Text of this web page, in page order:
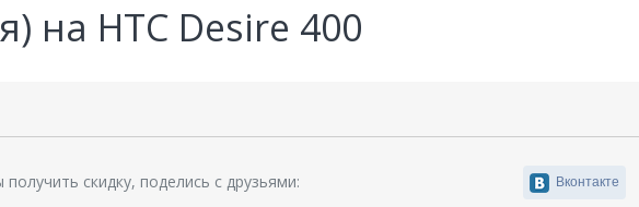
на HTC Desire 400
скидку, поделись с друзьями: Вконтакте